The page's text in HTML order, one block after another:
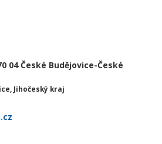
04 České Budějovice-České
Jihočeský kraj